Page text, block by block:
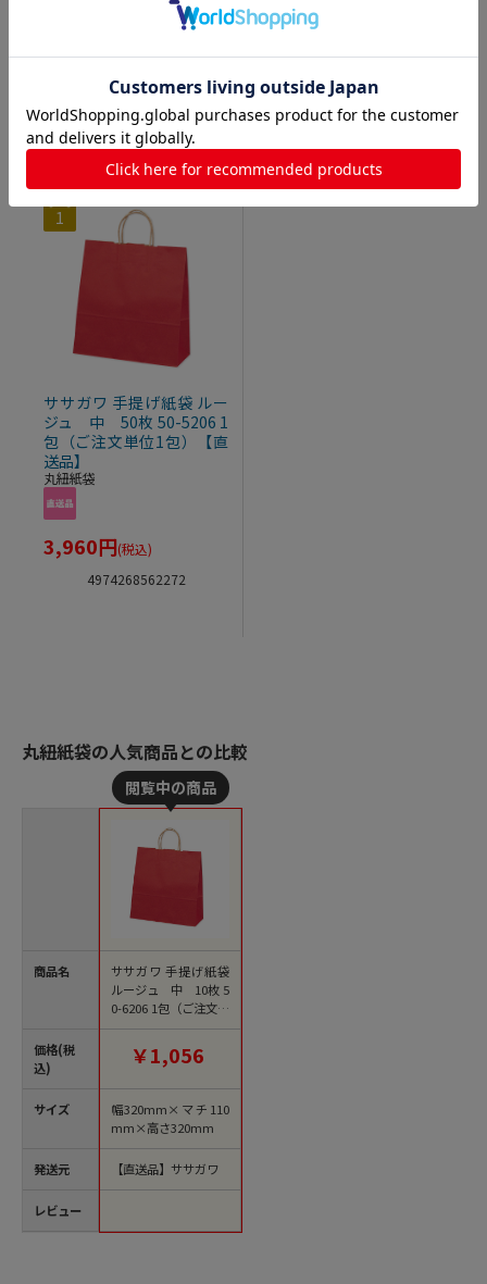
入数違い商品
1
ササガワ 手提げ紙袋 ルー
ジュ 中 50枚 50-5206 1
包（ご注文単位1包）【直
送品】
丸紐紙袋
3,960円(税込)
4974268562272
丸紐紙袋の人気商品との比較
商品名
価格(税
込)
サイズ
発送元
レビュー
ササガワ 手提げ紙袋
ルージュ 中 10枚 5
0-6206 1包（ご注文単
位1包）【直送品】
￥1,056
幅320mm×マチ110
mm×高さ320mm
【直送品】ササガワ